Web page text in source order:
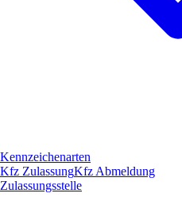
Kennzeichenarten
Kfz ZulassungKfz Abmeldung
Zulassungsstelle